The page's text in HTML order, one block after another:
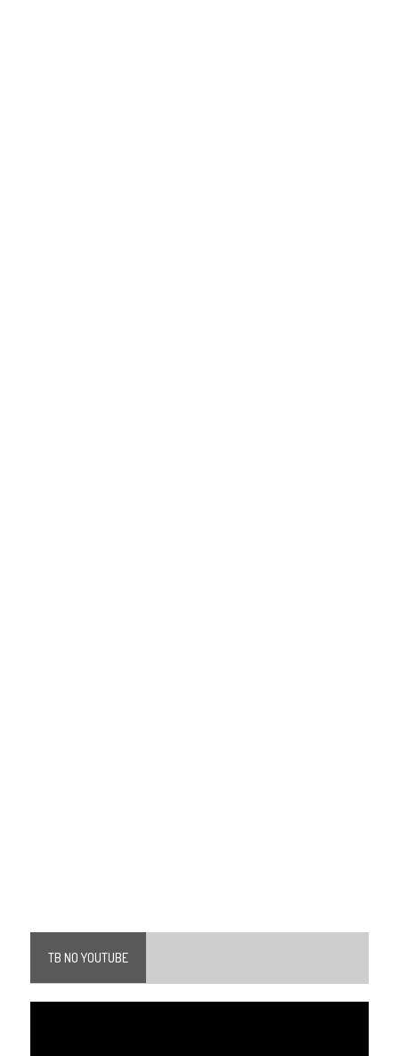
TB NO YOUTUBE